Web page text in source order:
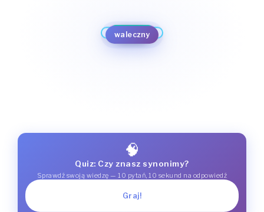
waleczny
bitny
bojowy
bohaterski
dzielny
heroiczny
męski
mężny
nieulękły
nieustraszony
odważny
ofiarny
pełny poświęcenia
🧠
Quiz: Czy znasz synonimy?
Sprawdź swoją wiedzę — 10 pytań, 10 sekund na odpowiedź
Graj!